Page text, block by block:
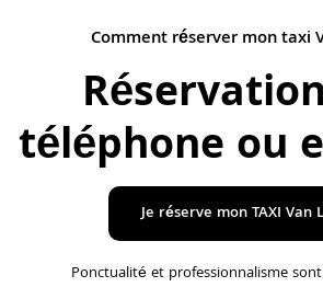
Comment réserver mon taxi
téléphone ou
Je réserve mon TAXI Van
Ponctualité et professionnalisme